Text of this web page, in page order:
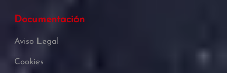
Documentación
Aviso Legal
Cookies